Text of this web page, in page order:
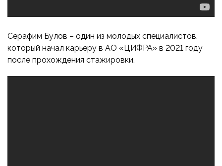
Серафим Булов – один из молодых специалистов,
который начал карьеру в АО «ЦИФРА» в 2021 году
после прохождения стажировки.